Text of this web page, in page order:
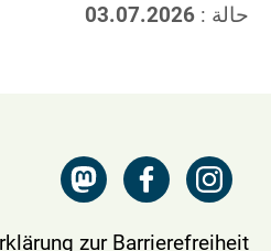
حالة : 03.07.2026
zur Barrierefreiheit